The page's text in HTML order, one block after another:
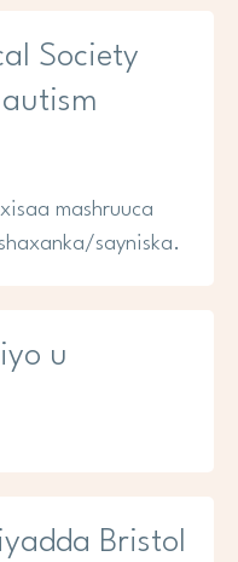
Society
mashruuca
sayniska.
u
Bristol